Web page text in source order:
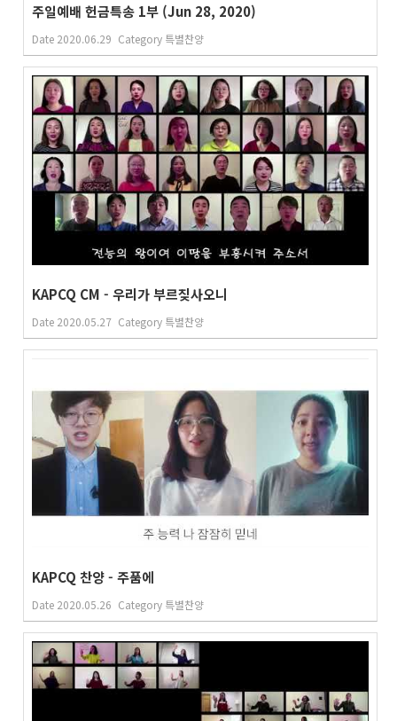
주일예배 헌금특송 1부 (Jun 28, 2020)
Date 2020.06.29 Category 특별찬양
KAPCQ CM - 우리가 부르짖사오니
Date 2020.05.27 Category 특별찬양
KAPCQ 찬양 - 주품에
Date 2020.05.26 Category 특별찬양